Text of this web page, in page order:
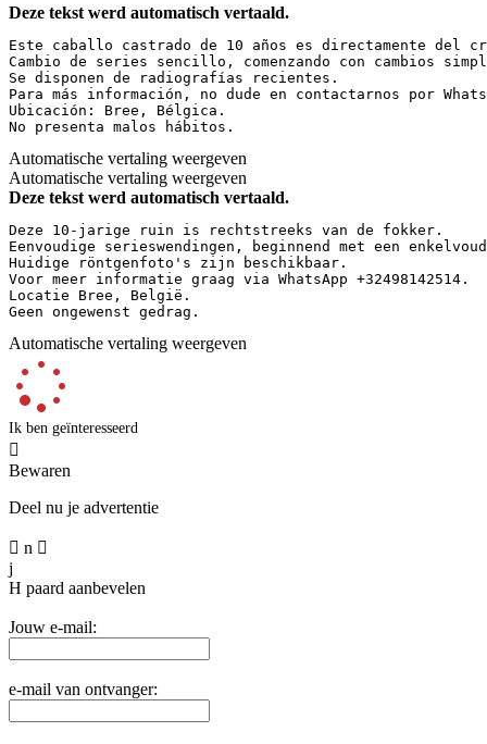
Deze tekst werd automatisch vertaald.
Este caballo castrado de 10 años es directamente
Cambio de series sencillo, comenzando con cambios
Se disponen de radiografías recientes.
Para más información, no dude en contactarnos por
Ubicación: Bree, Bélgica.
No presenta malos hábitos.
Automatische vertaling weergeven
Automatische vertaling weergeven
Deze tekst werd automatisch vertaald.
Deze 10-jarige ruin is rechtstreeks van de fokker.
Eenvoudige serieswendingen, beginnend met een
Huidige röntgenfoto's zijn beschikbaar.
Voor meer informatie graag via WhatsApp +32498142514.
Locatie Bree, België.
Geen ongewenst gedrag.
Automatische vertaling weergeven
Ik ben geïnteresseerd

Bewaren
Deel nu je advertentie
 n 
j
H paard aanbevelen
Jouw e-mail:
e-mail van ontvanger: